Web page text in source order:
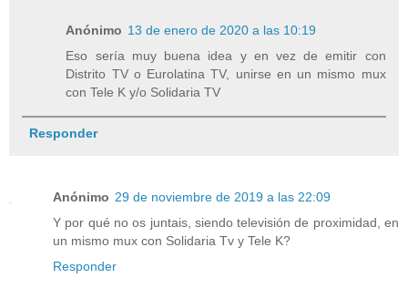
Anónimo 13 de enero de 2020 a las 10:19
Eso sería muy buena idea y en vez de emitir con
Distrito TV o Eurolatina TV, unirse en un mismo mux
con Tele K y/o Solidaria TV
Responder
Anónimo 29 de noviembre de 2019 a las 22:09
Y por qué no os juntais, siendo televisión de proximidad, en
un mismo mux con Solidaria Tv y Tele K?
Responder